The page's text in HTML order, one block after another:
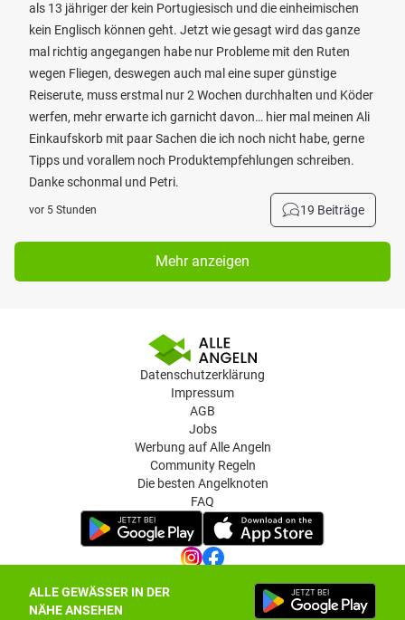
ALLE GEWÄSSER IN DER
NÄHE ANSEHEN
als 13 jähriger der kein Portugiesisch und die einheimischen
kein Englisch können geht. Jetzt wie gesagt wird das ganze
mal richtig angegangen habe nur Probleme mit den Ruten
wegen Fliegen, deswegen auch mal eine super günstige
Reiserute, muss erstmal nur 2 Wochen durchhalten und Köder
werfen, mehr erwarte ich garnicht davon… hier mal meinen Ali
Einkaufskorb mit paar Sachen die ich noch nicht habe, gerne
Tipps und vorallem noch Produktempfehlungen schreiben.
Danke schonmal und Petri.
vor 5 Stunden 19 Beiträge
Mehr anzeigen
Datenschutzerklärung
Impressum
AGB
Jobs
Werbung auf Alle Angeln
Community Regeln
Die besten Angelknoten
FAQ
Datenschutz-Einstellungen